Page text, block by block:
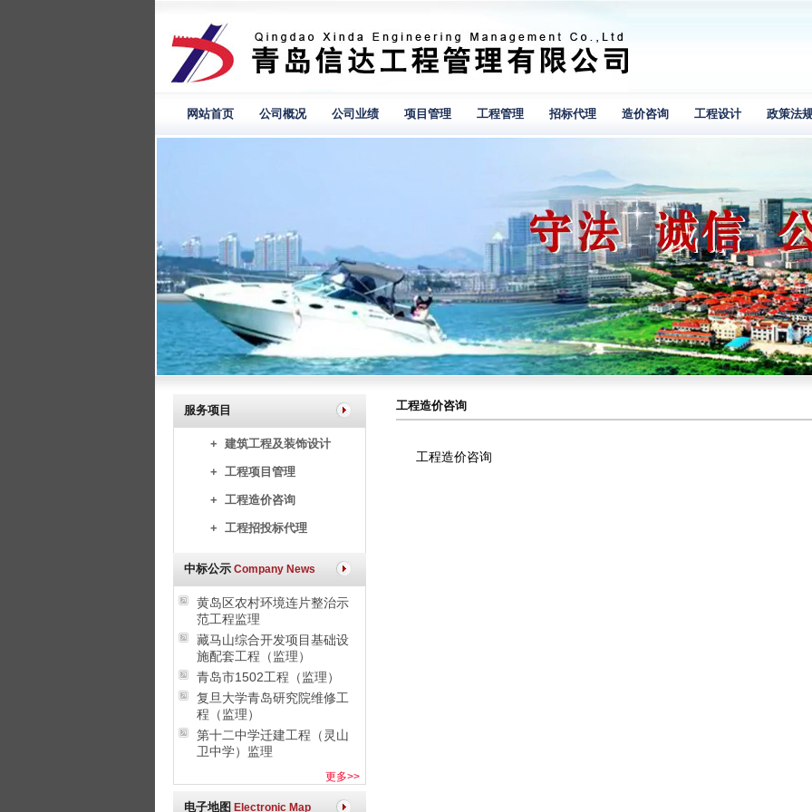
网站首页 公司概况 公司业绩 项目管理 工程管理 招标代理 造价咨询 工程设计 政策法
服务项目
+ 建筑工程及装饰设计
+ 工程项目管理
+ 工程造价咨询
+ 工程招投标代理
中标公示 Company News
黄岛区农村环境连片整治示
范工程监理
藏马山综合开发项目基础设
施配套工程（监理）
青岛市1502工程（监理）
复旦大学青岛研究院维修工
程（监理）
第十二中学迁建工程（灵山
卫中学）监理
更多>>
电子地图 Electronic Map
工程造价咨询
工程造价咨询